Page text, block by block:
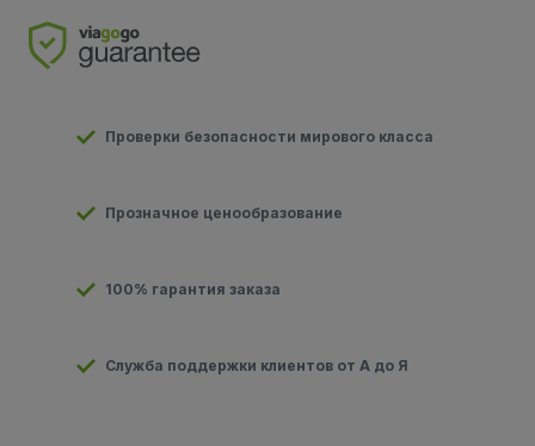
Проверки безопасности мирового класса
Прозначное ценообразование
100% гарантия заказа
Служба поддержки клиентов от А до Я